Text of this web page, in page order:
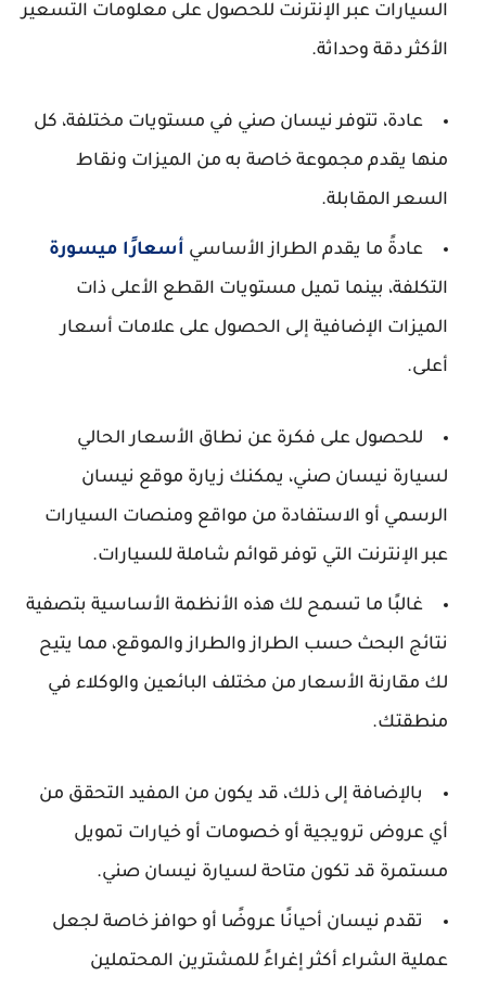
السيارات عبر الإنترنت للحصول على معلومات التسعير
الأكثر دقة وحداثة.
عادة، تتوفر نيسان صني في مستويات مختلفة، كل
منها يقدم مجموعة خاصة به من الميزات ونقاط
السعر المقابلة.
عادةً ما يقدم الطراز الأساسي أسعارًا ميسورة
التكلفة، بينما تميل مستويات القطع الأعلى ذات
الميزات الإضافية إلى الحصول على علامات أسعار
أعلى.
للحصول على فكرة عن نطاق الأسعار الحالي
لسيارة نيسان صني، يمكنك زيارة موقع نيسان
الرسمي أو الاستفادة من مواقع ومنصات السيارات
عبر الإنترنت التي توفر قوائم شاملة للسيارات.
غالبًا ما تسمح لك هذه الأنظمة الأساسية بتصفية
نتائج البحث حسب الطراز والطراز والموقع، مما يتيح
لك مقارنة الأسعار من مختلف البائعين والوكلاء في
منطقتك.
بالإضافة إلى ذلك، قد يكون من المفيد التحقق من
أي عروض ترويجية أو خصومات أو خيارات تمويل
مستمرة قد تكون متاحة لسيارة نيسان صني.
تقدم نيسان أحيانًا عروضًا أو حوافز خاصة لجعل
عملية الشراء أكثر إغراءً للمشترين المحتملين